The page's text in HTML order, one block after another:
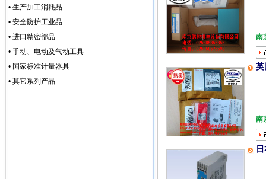
• [最新快讯] 南京鹏控
• [最新快讯]
• [网站公告] 全国总代
• [网站公告] 低价现货
• [网站公告] 金属电铸
• [网站公告] 鹭宫压力
• [网站公告] 三丰
• [网站公告]
• [网站公告] 三菱电机
• [网站公告] 三菱电机
• [网站公告] 三键接着
• [网站公告] 中村
• [网站公告] 伊苏米充
• [网站公告]
• [网站公告]
• 生产加工消耗品
• 安全防护工业品
• 进口精密部品
• 手动、电动及气动工具
• 国家标准计量器具
• 其它系列产品
南
英
南